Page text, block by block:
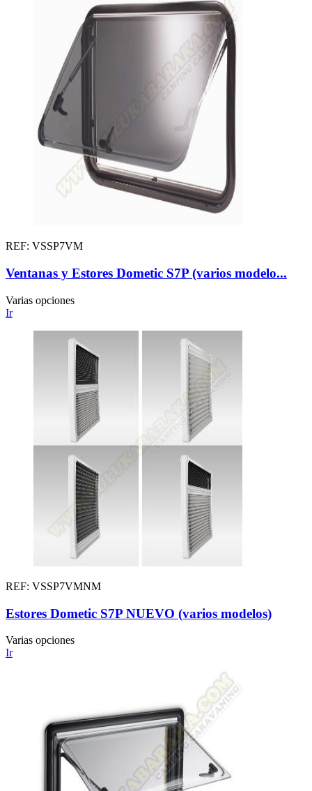
REF: VSSP7VM
Ventanas y Estores Dometic S7P (varios modelo...
Varias opciones
Ir
REF: VSSP7VMNM
Estores Dometic S7P NUEVO (varios modelos)
Varias opciones
Ir